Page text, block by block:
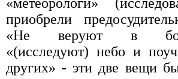
приобрели
«Не веруют в
«(исследуют) небо и
других» - эти две вещи